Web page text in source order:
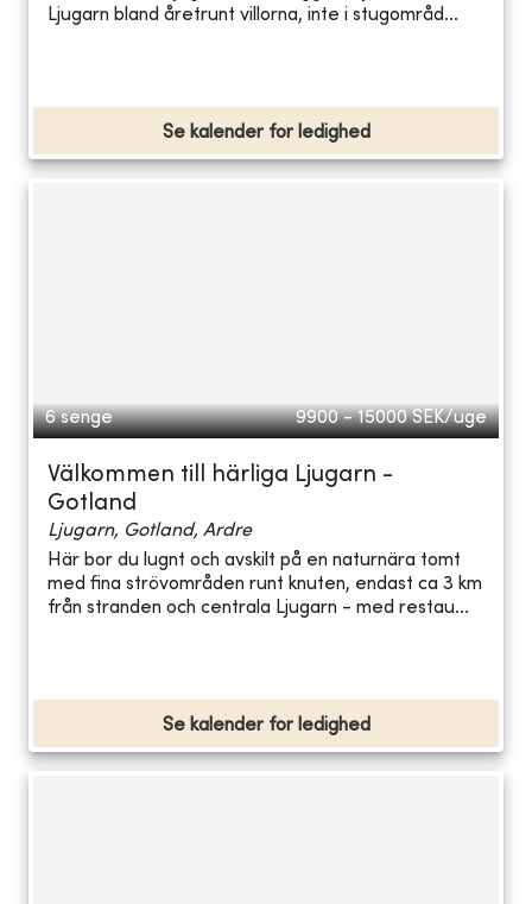
Ljugarn bland åretrunt villorna, inte i stugområd...
Se kalender for ledighed
6 senge 9900 - 15000 SEK/uge
Välkommen till härliga Ljugarn -
Gotland
Ljugarn, Gotland, Ardre
Här bor du lugnt och avskilt på en naturnära tomt
med fina strövområden runt knuten, endast ca 3 km
från stranden och centrala Ljugarn - med restau...
Se kalender for ledighed